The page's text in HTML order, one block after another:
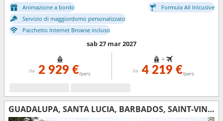
Animazione a bordo
Formula All Inlcusive
Servizio di maggiordomo personalizzato
Pacchetto Internet Browse incluso
sab 27 mar 2027
da 2 929 €/pers
+
da 4 219 €/pers
GUADALUPA, SANTA LUCIA, BARBADOS, SAINT-VINCENT E LE GRENADINE, GRENADA, MARTINICA